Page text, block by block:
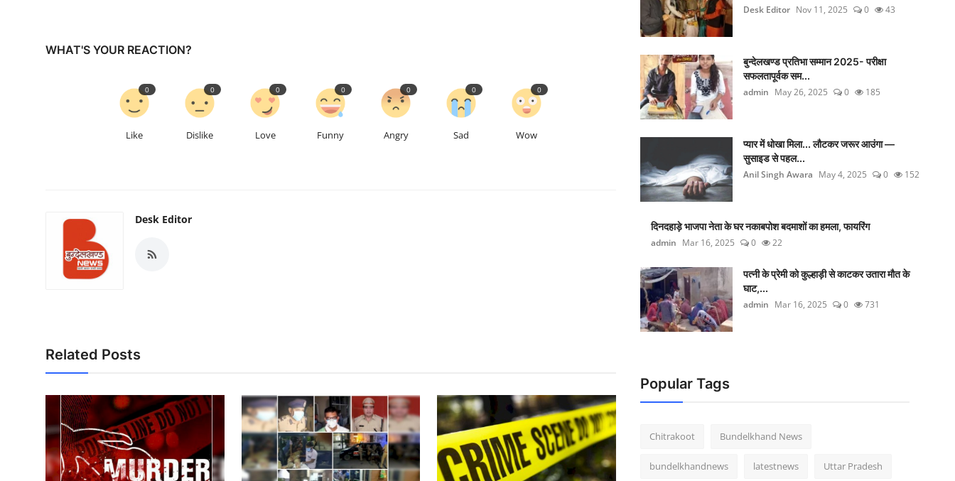
WHAT'S YOUR REACTION?
Like
0
Dislike
0
Love
0
Funny
0
Angry
0
Sad
0
Wow
0
Desk Editor
Related Posts
Desk Editor Nov 11, 2025 0 43
बुन्देलखण्ड प्रतिभा सम्मान 2025- परीक्षा
सफलतापूर्वक सम...
admin May 26, 2025 0 185
प्यार में धोखा मिला... लौटकर जरूर आउंगा —
सुसाइड से पहल...
Anil Singh Awara May 4, 2025 0 152
दिनदहाड़े भाजपा नेता के घर नकाबपोश बदमाशों का हमला, फायरिंग
admin Mar 16, 2025 0 22
पत्नी के प्रेमी को कुल्हाड़ी से काटकर उतारा मौत के
घाट,...
admin Mar 16, 2025 0 731
Popular Tags
Chitrakoot Bundelkhand News
bundelkhandnews latestnews Uttar Pradesh